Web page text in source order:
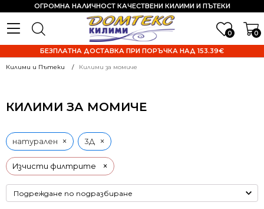
0 0
ОГРОМНА НАЛИЧНОСТ КАЧЕСТВЕНИ КИЛИМИ И ПЪТЕКИ
БЕЗПЛАТНА ДОСТАВКА ПРИ ПОРЪЧКА НАД 153.39€
Килими и Пътеки Килими за момиче
КИЛИМИ ЗА МОМИЧЕ
Изчисти филтрите ×
натурален × 3Д ×